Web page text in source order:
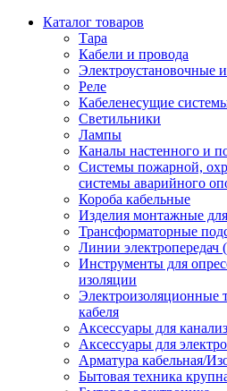
Каталог товаров
Тара
Кабели и провода
Электроустановочные
Реле
Кабеленесущие
Светильники
Лампы
Каналы настенного и
Системы пожарной,
системы аварийного
Короба кабельные
Изделия монтажные
Трансформаторные
Линии
Инструменты для
изоляции
Электроизоляционные
кабеля
Аксессуары для
Аксессуары для
Арматура кабельная/
Бытовая техника